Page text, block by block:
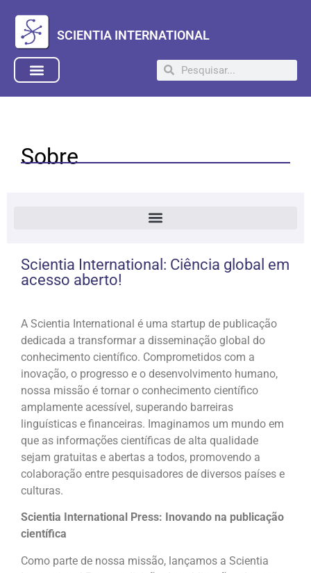
SCIENTIA INTERNATIONAL
Sobre
Scientia International: Ciência global em
acesso aberto!
A Scientia International é uma startup de publicação
dedicada a transformar a disseminação global do
conhecimento científico. Comprometidos com a
inovação, o progresso e o desenvolvimento humano,
nossa missão é tornar o conhecimento científico
amplamente acessível, superando barreiras
linguísticas e financeiras. Imaginamos um mundo em
que as informações científicas de alta qualidade
sejam gratuitas e abertas a todos, promovendo a
colaboração entre pesquisadores de diversos países e
culturas.
Scientia International Press: Inovando na publicação
científica
Como parte de nossa missão, lançamos a Scientia